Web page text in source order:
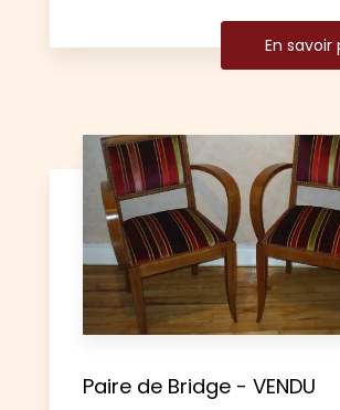
En savoir
Paire de Bridge - VENDU